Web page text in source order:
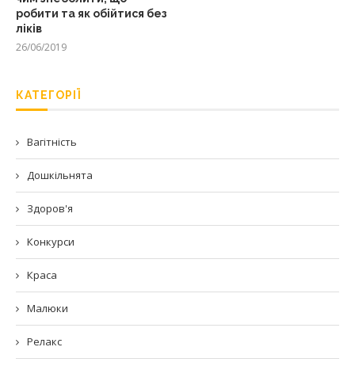
робити та як обійтися без
ліків
26/06/2019
КАТЕГОРІЇ
Вагітність
Дошкільнята
Здоров'я
Конкурси
Краса
Малюки
Релакс